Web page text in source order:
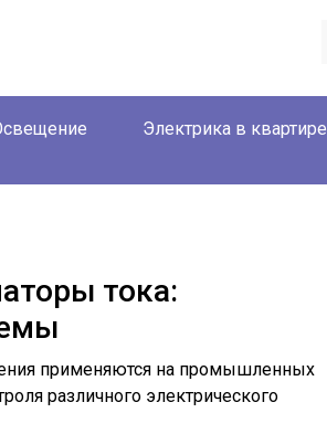
Электрика в квартире
тока:
применяются на промышленных
различного электрического